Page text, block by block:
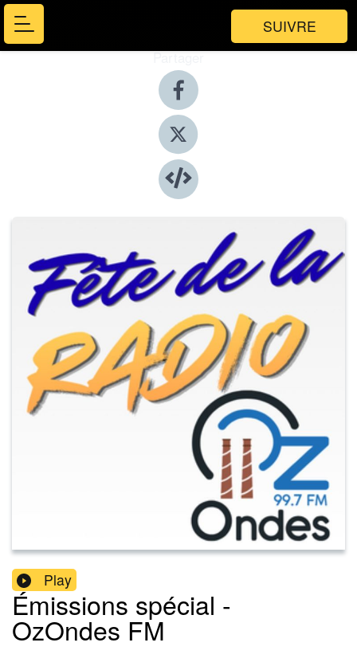
SUIVRE
Partager
Play
Émissions spécial -
OzOndes FM